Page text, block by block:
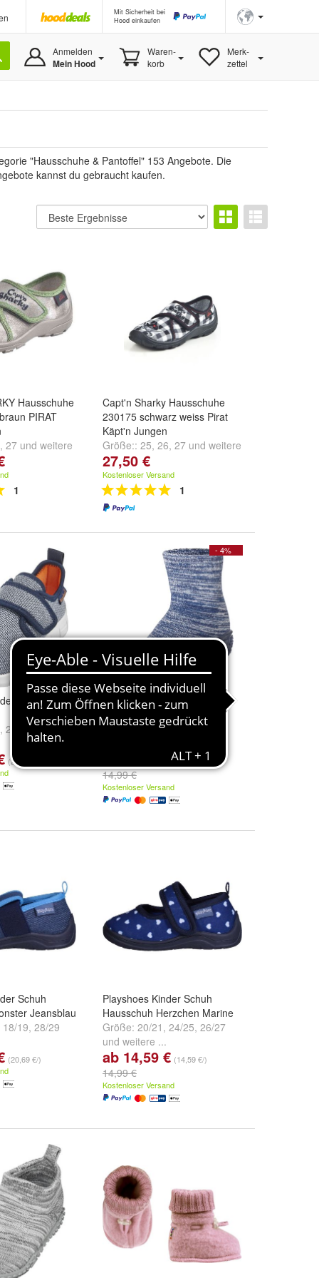
Mit Sicherheit bei
Hood einkaufen
Anmelden
Mein Hood
Waren-
korb
Merk-
zettel
"Hausschuhe & Pantoffel" 153 Angebote. Die
kannst du gebraucht kaufen.
Hausschuhe
PIRAT
, 27 und weitere
1
Capt'n Sharky Hausschuhe
230175 schwarz weiss Pirat
Käpt'n Jungen
Größe:: 25, 26, 27 und weitere
...
27,50 €
Kostenloser Versand
1
Hausschuhe
, 26 undweitere
(27,49 €/)
- 4%
Playshoes Kinder Hausschuh
gestrickt marine
Größe:24/25,18/19,20/21
(14,39 €/)
14,99 €
Kostenloser Versand
Schuh
Jeansblau
18/19, 28/29
(20,69 €/)
Playshoes Kinder Schuh
Hausschuh Herzchen Marine
Größe: 20/21 , 24/25, 26/27
und weitere ...
ab 14,59 € (14,59 €/)
14,99 €
Kostenloser Versand